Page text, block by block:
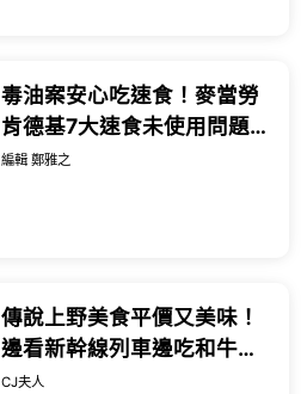
毒油案安心吃速食！麥當勞
肯德基7大速食未使用問題
油，吃買一送一壓壓驚。
編輯 鄭雅之
傳說上野美食平價又美味！
邊看新幹線列車邊吃和牛燒
肉，一份千日圓出頭就能吃
CJ夫人